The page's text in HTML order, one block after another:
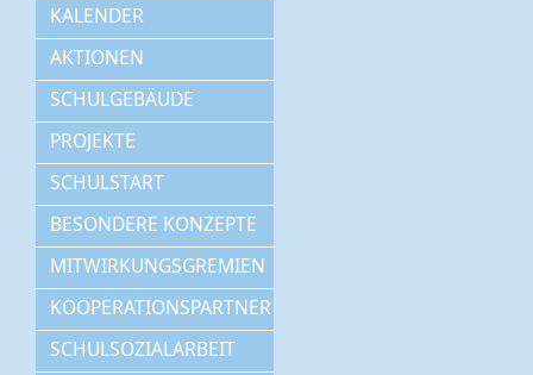
KALENDER
AKTIONEN
SCHULGEBÄUDE
PROJEKTE
SCHULSTART
BESONDERE KONZEPTE
MITWIRKUNGSGREMIEN
KOOPERATIONSPARTNER
SCHULSOZIALARBEIT